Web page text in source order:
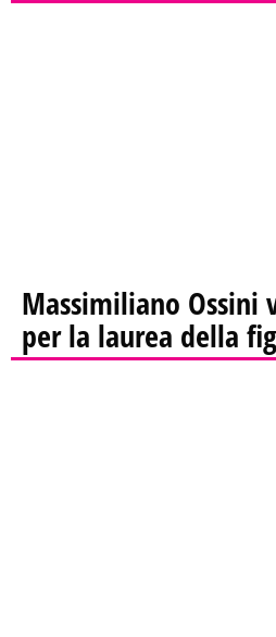
Massimiliano Ossini
per la laurea della